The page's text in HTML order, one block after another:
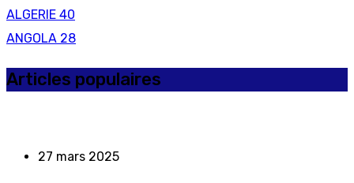
ALGERIE 40
ANGOLA 28
Articles populaires
27 mars 2025